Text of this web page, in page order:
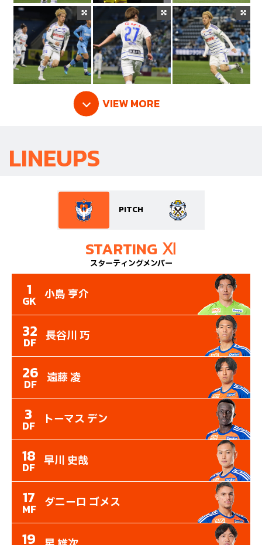
VIEW MORE
LINEUPS
PITCH
STARTING Ⅺ
スターティングメンバー
1
GK 小島 亨介
32
DF 長谷川 巧
26
DF 遠藤 凌
3
DF トーマス デン
18
DF 早川 史哉
17
MF ダニーロ ゴメス
19